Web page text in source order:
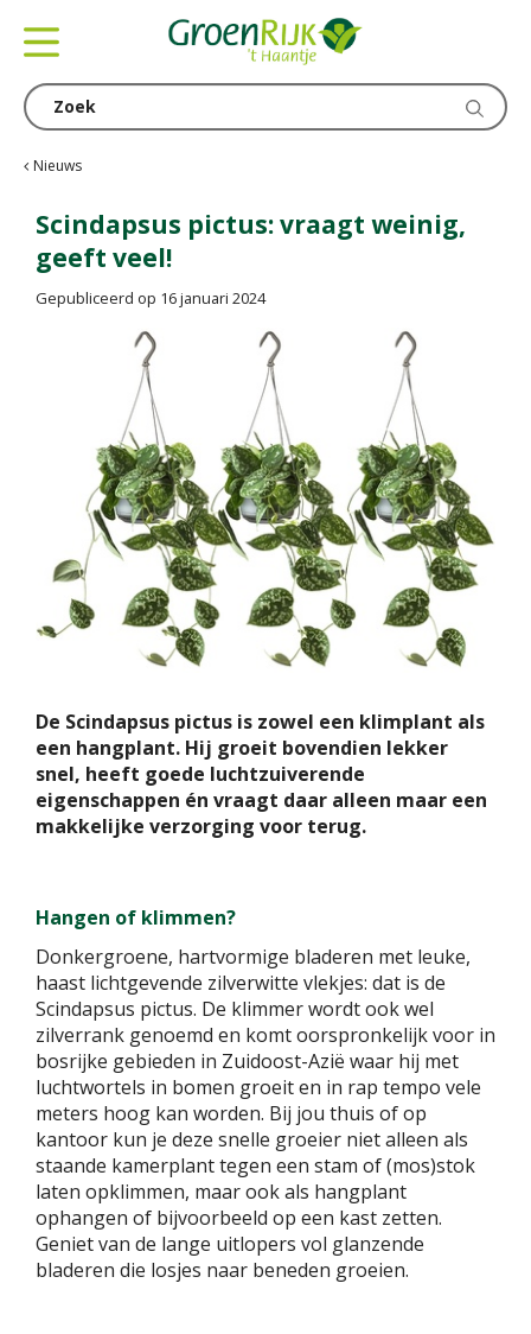
Nieuws
Scindapsus pictus: vraagt weinig,
geeft veel!
Gepubliceerd op 16 januari 2024
De Scindapsus pictus is zowel een klimplant als
een hangplant. Hij groeit bovendien lekker
snel, heeft goede luchtzuiverende
eigenschappen én vraagt daar alleen maar een
makkelijke verzorging voor terug.
Hangen of klimmen?
Donkergroene, hartvormige bladeren met leuke,
haast lichtgevende zilverwitte vlekjes: dat is de
Scindapsus pictus. De klimmer wordt ook wel
zilverrank genoemd en komt oorspronkelijk voor in
bosrijke gebieden in Zuidoost-Azië waar hij met
luchtwortels in bomen groeit en in rap tempo vele
meters hoog kan worden. Bij jou thuis of op
kantoor kun je deze snelle groeier niet alleen als
staande kamerplant tegen een stam of (mos)stok
laten opklimmen, maar ook als hangplant
ophangen of bijvoorbeeld op een kast zetten.
Geniet van de lange uitlopers vol glanzende
bladeren die losjes naar beneden groeien.